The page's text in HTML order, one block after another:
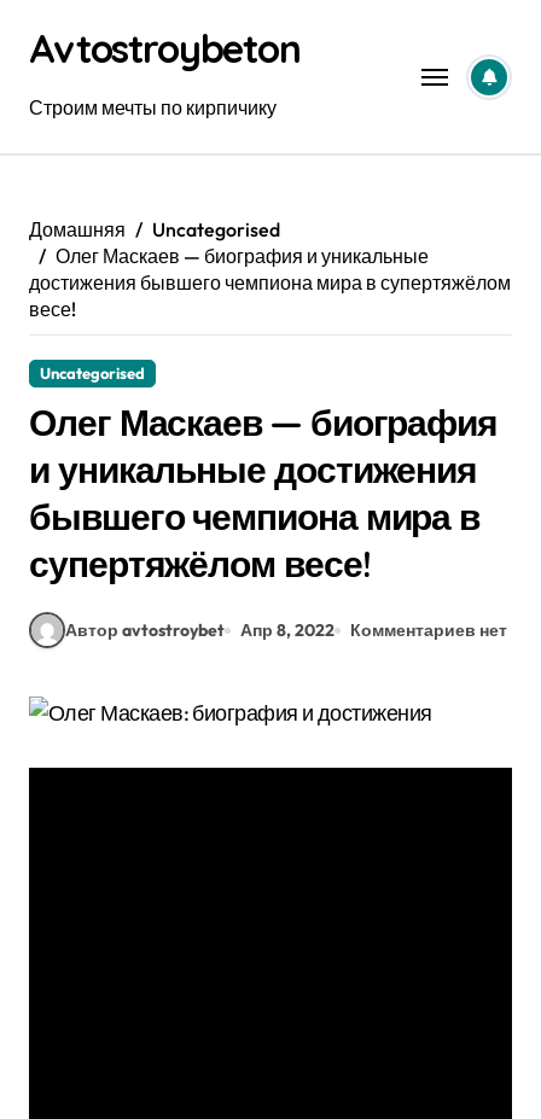
содержанию
Avtostroybeton
Строим мечты по кирпичику
Домашняя
Uncategorised
Олег Маскаев — биография и уникальные
достижения бывшего чемпиона мира в супертяжёлом
весе!
Uncategorised
Олег Маскаев — биография
и уникальные достижения
бывшего чемпиона мира в
супертяжёлом весе!
Автор avtostroybet Апр 8, 2022 Комментариев нет